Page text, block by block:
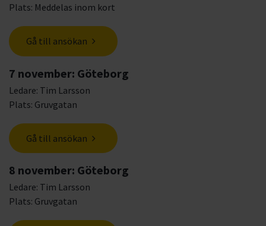
Plats: Meddelas inom kort
Gå till ansökan
7 november: Göteborg
Ledare: Tim Larsson
Plats: Gruvgatan
Gå till ansökan
8 november: Göteborg
Ledare: Tim Larsson
Plats: Gruvgatan